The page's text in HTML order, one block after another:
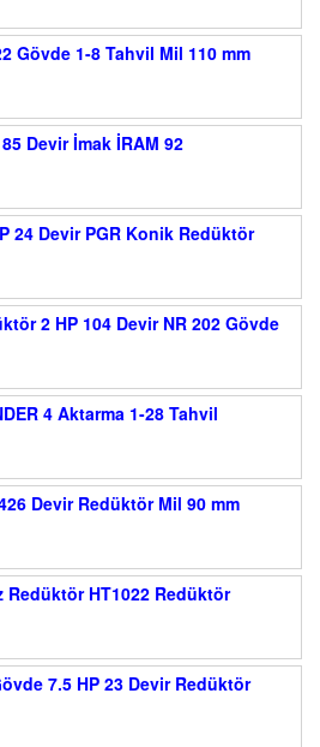
Gövde 1-8 Tahvil Mil 110 mm
Devir İmak İRAM 92
24 Devir PGR Konik Redüktör
2 HP 104 Devir NR 202 Gövde
4 Aktarma 1-28 Tahvil
Devir Redüktör Mil 90 mm
Redüktör HT1022 Redüktör
7.5 HP 23 Devir Redüktör